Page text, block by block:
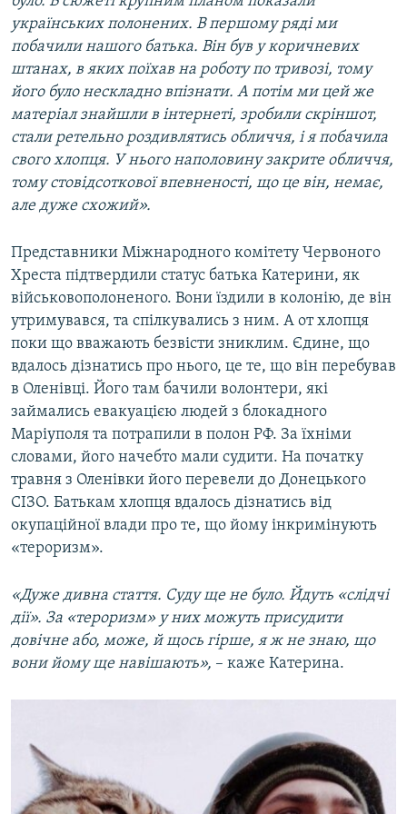
українських полонених. В першому ряді ми
побачили нашого батька. Він був у коричневих
штанах, в яких поїхав на роботу по тривозі, тому
його було нескладно впізнати. А потім ми цей же
матеріал знайшли в інтернеті, зробили скріншот,
стали ретельно роздивлятись обличчя, і я побачила
свого хлопця. У нього наполовину закрите обличчя,
тому стовідсоткової впевненості, що це він, немає,
але дуже схожий».
Представники Міжнародного комітету Червоного
Хреста підтвердили статус батька Катерини, як
військовополоненого. Вони їздили в колонію, де він
утримувався, та спілкувались з ним. А от хлопця
поки що вважають безвісти зниклим. Єдине, що
вдалось дізнатись про нього, це те, що він перебував
в Оленівці. Його там бачили волонтери, які
займались евакуацією людей з блокадного
Маріуполя та потрапили в полон РФ. За їхніми
словами, його начебто мали судити. На початку
травня з Оленівки його перевели до Донецького
СІЗО. Батькам хлопця вдалось дізнатись від
окупаційної влади про те, що йому інкримінують
«тероризм».
«Дуже дивна стаття. Судуще не було. Йдуть «слідчі
дії». За «тероризм» у них можуть присудити
довічнеабо, може, й щось гірше, я ж не знаю, що
вони йому ще навішають», – каже Катерина.